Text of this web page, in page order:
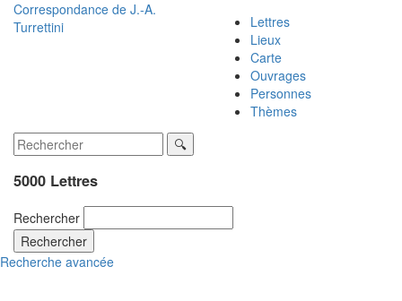
Correspondance de J.-A.
Turrettini
Lettres
Lieux
Carte
Ouvrages
Personnes
Thèmes
5000 Lettres
Rechercher
Rechercher
Recherche avancée